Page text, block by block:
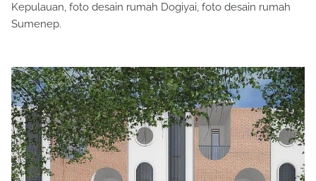
Kepulauan, foto desain rumah Dogiyai, foto desain rumah
Sumenep.